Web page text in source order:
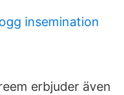
insemination
erbjuder även